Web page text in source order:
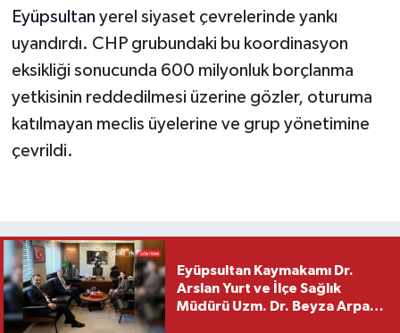
Eyüpsultan yerel siyaset çevrelerinde yankı
uyandırdı. CHP grubundaki bu koordinasyon
eksikliği sonucunda 600 milyonluk borçlanma
yetkisinin reddedilmesi üzerine gözler, oturuma
katılmayan meclis üyelerine ve grup yönetimine
çevrildi.
Eyüpsultan Kaymakamı Dr.
Arslan Yurt ve İlçe Sağlık
Müdürü Uzm. Dr. Beyza Arpacı